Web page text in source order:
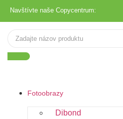
Navštívte naše Copycentrum:
Fotoobrazy
Dibond